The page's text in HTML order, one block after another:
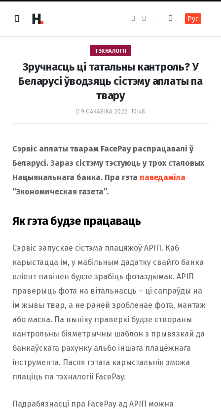
e
t
a
m
Рус
ТЭХНАЛОГІІ
Зручнасць ці татальны кантроль? У
Беларусі ўводзяць сістэму аплаты па
твару
9 САКАВІКА 2022, 10:48
Сэрвіс аплаты тварам FacePay распрацавалі ў
Беларусі. Зараз сістэму тэстуюць у трох сталовых
Нацыянальнага банка. Пра гэта паведаміла
“Экономическая газета”.
Як гэта будзе працаваць
Сэрвіс запускае сістэма плацяжоў АРІП. Каб
карыстацца ім, у мабільным дадатку свайго банка
кліент павінен будзе зрабіць фотаздымак. АРІП
праверыць фота на вітальнасць – ці сапраўды на
ім жывы твар, а не раней зробленае фота, мантаж
або маска. Па выніку праверкі будзе створаны
кантрольны біяметрычны шаблон з прывязкай да
банкаўскага рахунку альбо іншага плацёжнага
інструмента. Пасля гэтага карыстальнік зможа
плаціць па тэхналогіі FacePay.
Падрабязнасці пра FacePay ад АРІП можна